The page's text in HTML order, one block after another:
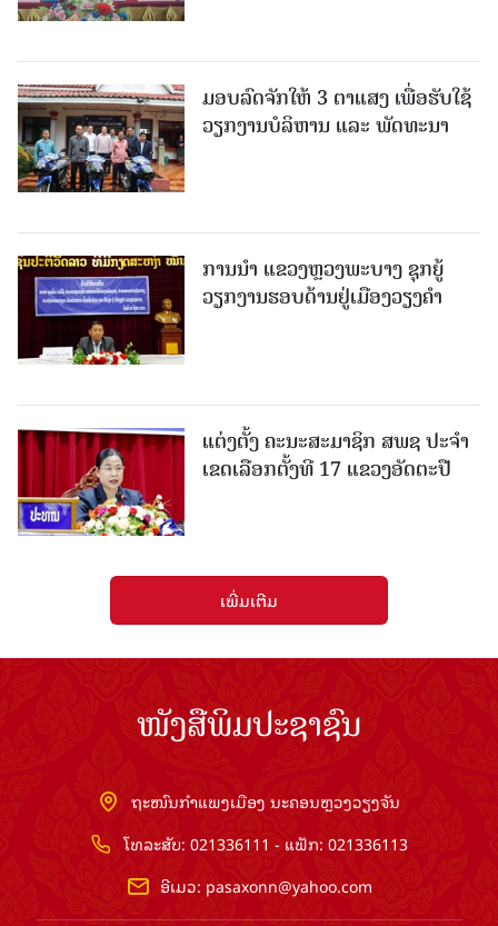
ມອບລົດຈັກໃຫ້ 3 ຕາແສງ ເພື່ອຮັບໃຊ້
ວຽກງານບໍລິຫານ ແລະ ພັດທະນາ
ການນຳ ແຂວງຫຼວງພະບາງ ຊຸກຍູ້
ວຽກງານຮອບດ້ານຢູ່ເມືອງວຽງຄໍາ
ແຕ່ງຕັ້ງ ຄະນະສະມາຊິກ ສພຊ ປະຈຳ
ເຂດເລືອກຕັ້ງທີ 17 ແຂວງອັດຕະປື
ເພີ່ມເຕີມ
ໜັງສືພິມປະຊາຊົນ
ຖະໜົນກຳແພງເມືອງ ນະຄອນຫຼວງວຽງຈັນ
ໂທລະສັບ: 021336111 - ແຟັກ: 021336113
ອີເມວ: pasaxonn@yahoo.com